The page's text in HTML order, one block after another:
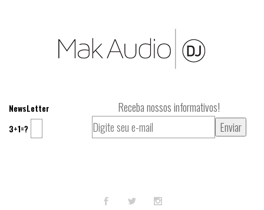
NewsLetter Receba nossos informativos!
3+1=?